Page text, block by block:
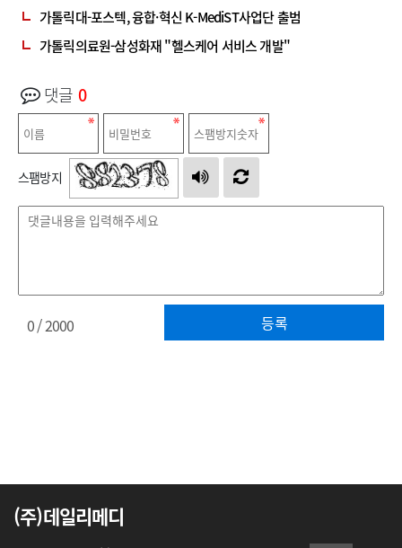
가톨릭대-포스텍, 융합·혁신 K-MediST사업단 출범
가톨릭의료원-삼성화재 "헬스케어 서비스 개발"
댓글 0
스팸방지
등록
0/ 2000
(주)데일리메디